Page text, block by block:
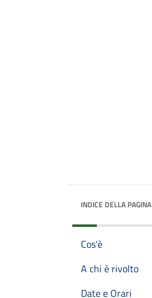
INDICE DELLA PAGINA
Cos'è
A chi è rivolto
Date e Orari